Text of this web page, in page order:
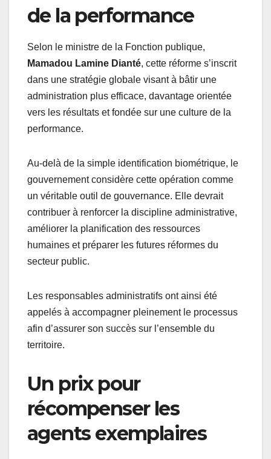
de la performance
Selon le ministre de la Fonction publique,
Mamadou Lamine Dianté, cette réforme s’inscrit
dans une stratégie globale visant à bâtir une
administration plus efficace, davantage orientée
vers les résultats et fondée sur une culture de la
performance.
Au-delà de la simple identification biométrique, le
gouvernement considère cette opération comme
un véritable outil de gouvernance. Elle devrait
contribuer à renforcer la discipline administrative,
améliorer la planification des ressources
humaines et préparer les futures réformes du
secteur public.
Les responsables administratifs ont ainsi été
appelés à accompagner pleinement le processus
afin d’assurer son succès sur l’ensemble du
territoire.
Un prix pour
récompenser les
agents exemplaires